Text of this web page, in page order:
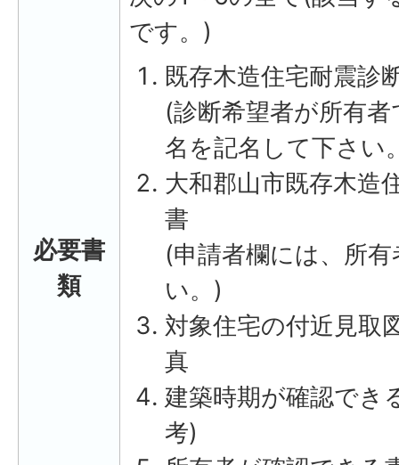
必要書
類
です。)
既存木造住宅耐震診
(診断希望者が所有
名を記名して下さい
大和郡山市既存木造
書
(申請者欄には、所
い。)
対象住宅の付近見取
真
建築時期が確認でき
考)